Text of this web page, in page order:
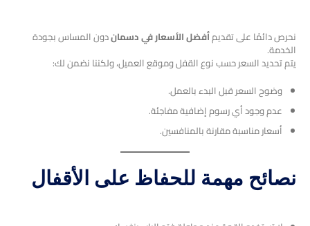
نحرص دائمًا على تقديمأفضل الأسعار في دسماندون المساس بجودة
الخدمة.
يتم تحديد السعر حسب نوع القفل وموقع العميل، ولكننا نضمن لك:
وضوح السعر قبل البدء بالعمل.
عدم وجود أي رسوم إضافية مفاجئة.
أسعار مناسبة مقارنة بالمنافسين.
نصائح مهمة للحفاظ على الأقفال